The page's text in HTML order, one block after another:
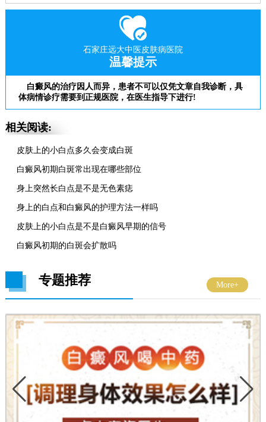
石家庄远大中医皮肤病医院
温馨提示
白癜风的治疗因人而异，患者不可以仅凭文章自我诊断，具
体病情诊疗需要到正规医院，在医生指导下进行!
相关阅读:
皮肤上的小白点多久会变成白斑
白癜风初期白斑常出现在哪些部位
身上突然长白点是不是无色素痣
身上的白点和白癜风的护理方法一样吗
皮肤上的小白点是不是白癜风早期的信号
白癜风初期的白斑会扩散吗
专题推荐 More+